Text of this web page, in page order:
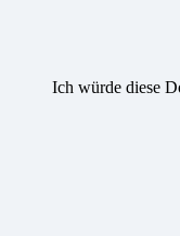
Ich würde diese